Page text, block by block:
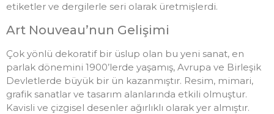
etiketler ve dergilerle seri olarak üretmişlerdi.
Art Nouveau’nun Gelişimi
Çok yönlü dekoratif bir üslup olan bu yeni sanat, en
parlak dönemini 1900’lerde yaşamış, Avrupa ve Birleşik
Devletlerde büyük bir ün kazanmıştır. Resim, mimari,
grafik sanatlar ve tasarım alanlarında etkili olmuştur.
Kavisli ve çizgisel desenler ağırlıklı olarak yer almıştır.